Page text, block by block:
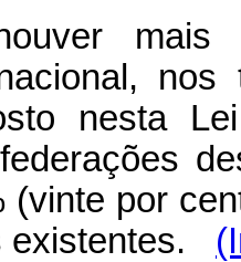
mais
nesta
(vinte por
existentes.